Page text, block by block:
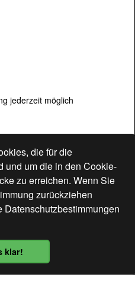
die für die
und um die in den Cookie-
zu erreichen. Wenn Sie
zurückziehen
Datenschutzbestimmungen
klar!
jederzeit möglich